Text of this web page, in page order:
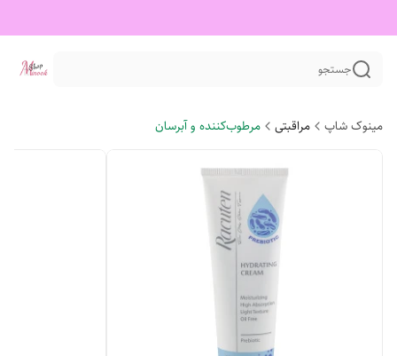
جستجو
مینوک شاپ مراقبتی مرطوب‌کننده و آبرسان